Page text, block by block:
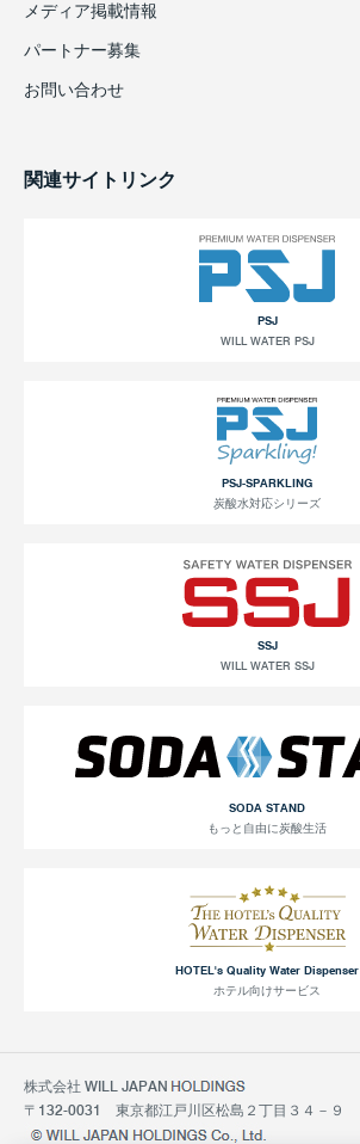
メディア掲載情報
パートナー募集
お問い合わせ
関連サイトリンク
PSJ
WILL WATER PSJ
PSJ-SPARKLING
炭酸水対応シリーズ
SSJ
WILL WATER SSJ
SODA STAND
もっと自由に炭酸生活
HOTEL's Quality Water Dispenser
ホテル向けサービス
株式会社 WILL JAPAN
〒132-0031 東京都江戸川区松島２丁目３４－９